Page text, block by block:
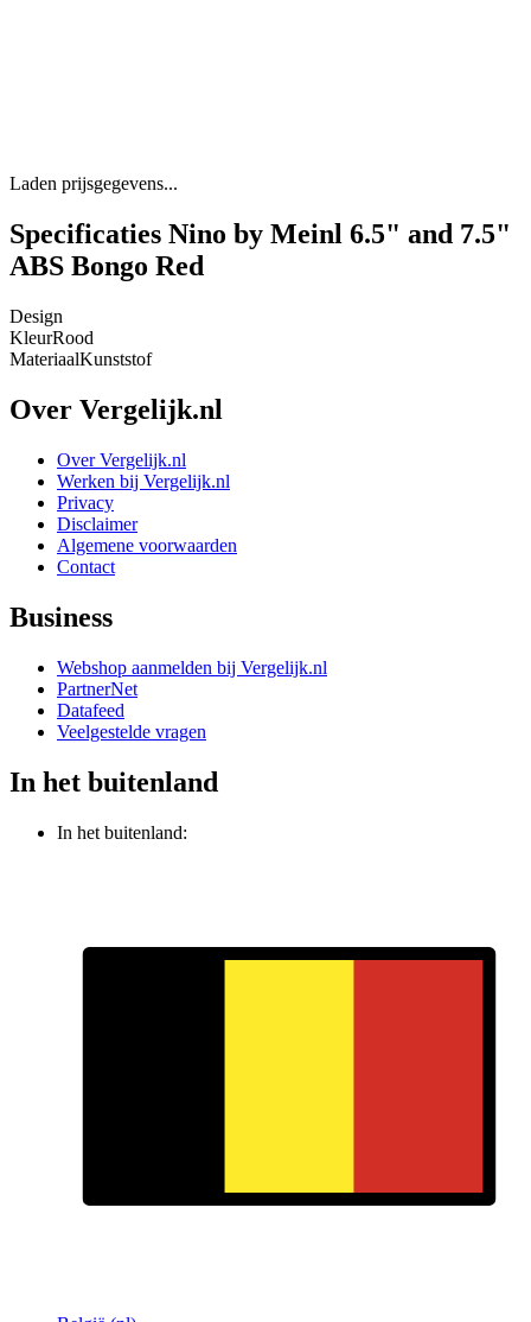
Laden prijsgegevens...
Specificaties Nino by Meinl 6.5" and 7.5"
ABS Bongo Red
Design
KleurRood
MateriaalKunststof
Over Vergelijk.nl
Over Vergelijk.nl
Werken bij Vergelijk.nl
Privacy
Disclaimer
Algemene voorwaarden
Contact
Business
Webshop aanmelden bij Vergelijk.nl
PartnerNet
Datafeed
Veelgestelde vragen
In het buitenland
In het buitenland: